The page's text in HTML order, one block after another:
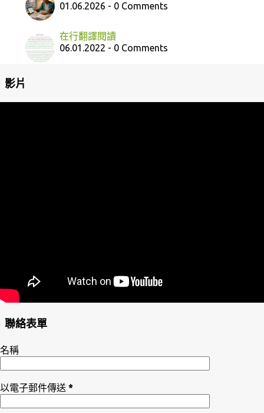
01.06.2026 - 0 Comments
在行翻譯閱讀
06.01.2022 - 0 Comments
影片
聯絡表單
名稱
以電子郵件傳送 *